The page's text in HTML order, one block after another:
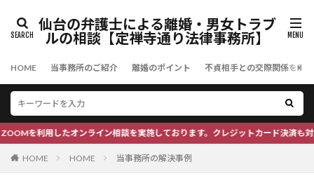
仙台の弁護士による離婚・男女トラブ
ルの相談【定禅寺通り法律事務所】
HOME 当事務所のご紹介 離婚のポイント 不貞相手との交際関係を解
利用したオンライン相談を実施しております。クレジットカード決済も対応可
HOME HOME 当事務所の解決事例